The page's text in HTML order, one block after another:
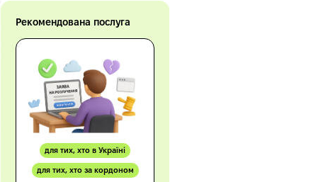
Рекомендована послуга
для тих, хто в Україні
для тих, хто за кордоном